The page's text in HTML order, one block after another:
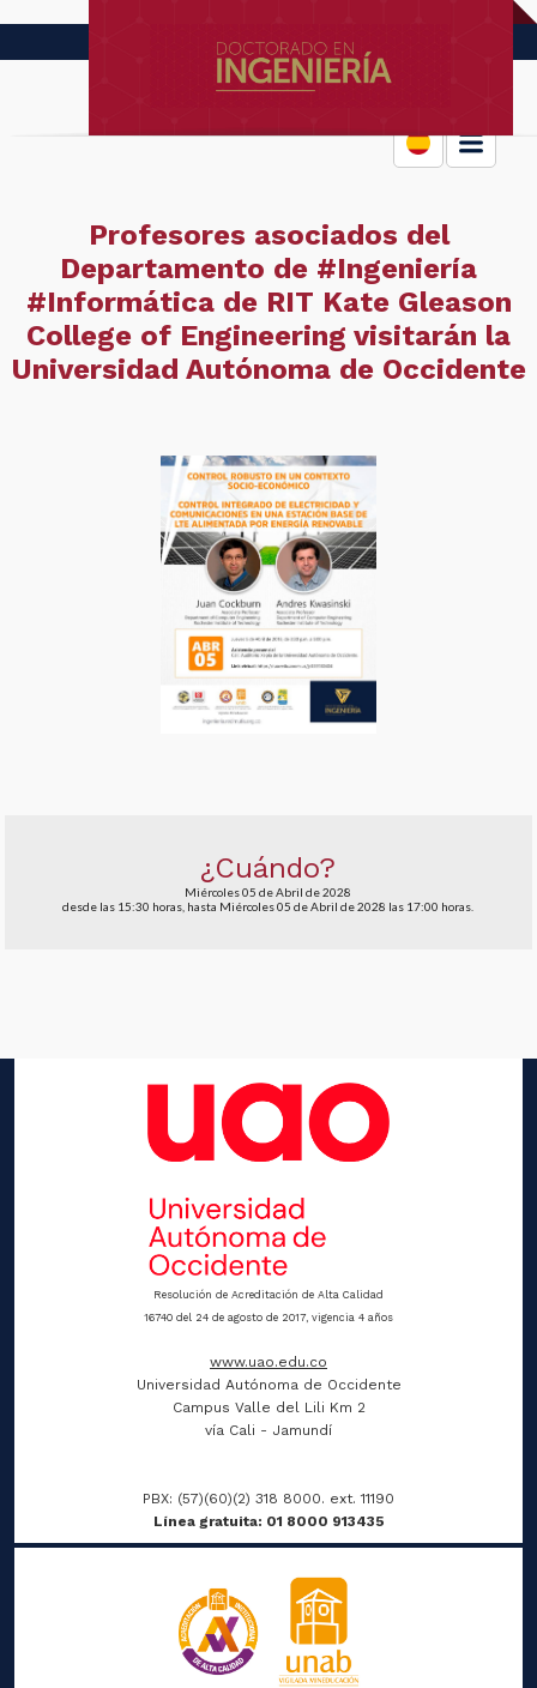
Profesores asociados del
Departamento de #Ingeniería
#Informática de RIT Kate Gleason
College of Engineering visitarán la
Universidad Autónoma de Occidente
¿Cuándo?
Miércoles 05 de Abril de 2028
desde las 15:30 horas, hasta Miércoles 05 de Abril de 2028 las 17:00 horas.
Resolución de Acreditación de Alta Calidad
16740 del 24 de agosto de 2017, vigencia 4 años
www.uao.edu.co
Universidad Autónoma de Occidente
Campus Valle del Lili Km 2
vía Cali - Jamundí
PBX: (57)(60)(2) 318 8000. ext. 11190
Línea gratuita: 01 8000 913435